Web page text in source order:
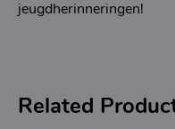
jeugdherinneringen!
Related